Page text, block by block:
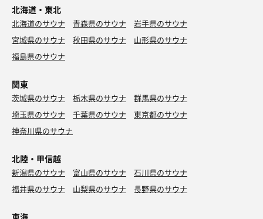
北海道・東北
北海道のサウナ 青森県のサウナ
岩手県のサウナ
宮城県のサウナ
秋田県のサウナ
山形県のサウナ
福島県のサウナ
関東
茨城県のサウナ 栃木県のサウナ
群馬県のサウナ
埼玉県のサウナ
千葉県のサウナ
東京都のサウナ
神奈川県のサウナ
北陸・甲信越
新潟県のサウナ 富山県のサウナ
石川県のサウナ
福井県のサウナ
山梨県のサウナ 長野県のサウナ
東海